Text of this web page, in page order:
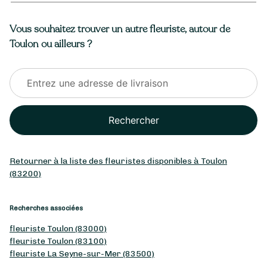
Vous souhaitez trouver un autre fleuriste, autour de
Toulon ou ailleurs ?
Rechercher
Retourner à la liste des fleuristes disponibles à Toulon
(83200)
Recherches associées
fleuriste Toulon (83000)
fleuriste Toulon (83100)
fleuriste La Seyne-sur-Mer (83500)